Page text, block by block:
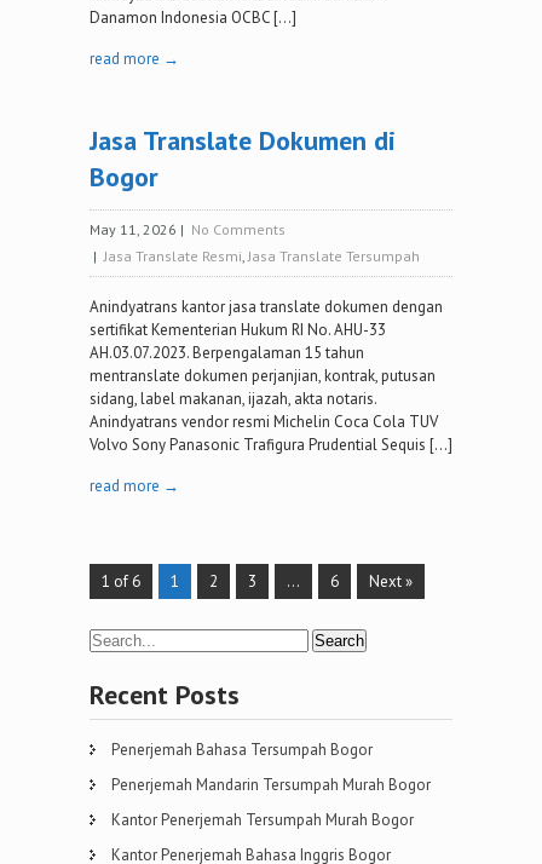
Danamon Indonesia OCBC […]
read more →
Jasa Translate Dokumen di
Bogor
May 11, 2026 | No Comments
|Jasa Translate Resmi,Jasa Translate Tersumpah
Anindyatrans kantor jasa translate dokumen dengan
sertifikat Kementerian Hukum RI No. AHU-33
AH.03.07.2023. Berpengalaman 15 tahun
mentranslate dokumen perjanjian, kontrak, putusan
sidang, label makanan, ijazah, akta notaris.
Anindyatrans vendor resmi Michelin Coca Cola TUV
Volvo Sony Panasonic Trafigura Prudential Sequis […]
read more →
1 of 6 1 2 3 … 6 Next »
Recent Posts
Penerjemah Bahasa Tersumpah Bogor
Penerjemah Mandarin Tersumpah Murah Bogor
Kantor Penerjemah Tersumpah Murah Bogor
Kantor Penerjemah Bahasa Inggris Bogor